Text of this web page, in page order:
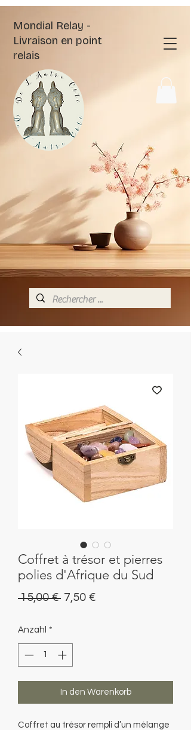
Mondial Relay -
Livraison en point
relais
Coffret à trésor et pierres
polies d'Afrique du Sud
15,00 € Standardpreis
7,50 €Sale-
Anzahl *
In den Warenkorb
Coffret au trésor rempli d’un mélange